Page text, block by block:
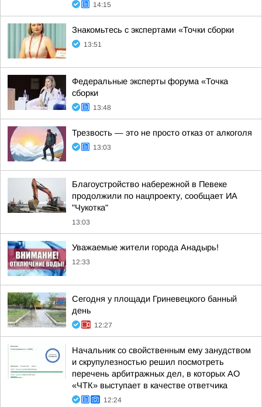
14:15
Знакомьтесь с экспертами «Точки сборки
13:51
Федеральные эксперты форума «Точка
сборки
13:48
Трезвость — это не просто отказ от алкоголя
13:03
Благоустройство набережной в Певеке
продолжили по нацпроекту, сообщает ИА
"Чукотка"
13:03
Уважаемые жители города Анадырь!
12:33
Сегодня у площади Гриневецкого банный
день
12:27
Начальник со свойственным ему занудством
и скрупулезностью решил посмотреть
перечень арбитражных дел, в которых АО
«ЧТК» выступает в качестве ответчика
12:24